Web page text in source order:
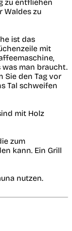
zu entfliehen
Waldes zu
ist das
mit
was man braucht.
Sie den Tag vor
Tal schweifen
mit Holz
zum
kann. Ein Grill
nutzen.